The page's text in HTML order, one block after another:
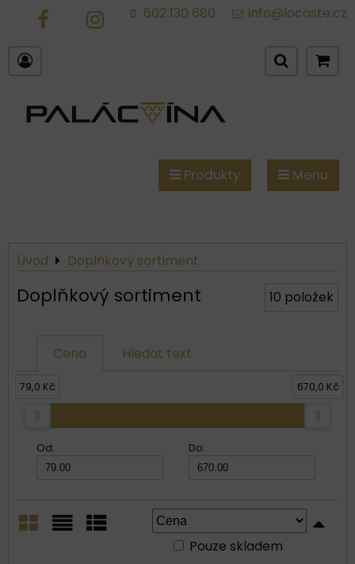
IG
602 130 680 info@locaste.cz
Produkty Menu
Úvod Doplňkový sortiment
Doplňkový sortiment 10 položek
Cena Hledat text
Od: Do:
79,0 Kč 670,0 Kč
Pouze skladem